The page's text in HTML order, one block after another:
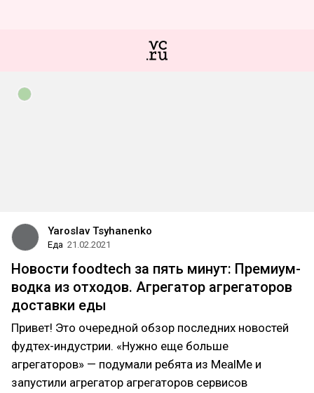
Yaroslav Tsyhanenko
Еда 21.02.2021
Новости foodtech за пять минут: Премиум-
водка из отходов. Агрегатор агрегаторов
доставки еды
Привет! Это очередной обзор последних новостей
фудтех-индустрии. «Нужно еще больше
агрегаторов» — подумали ребята из MealMe и
запустили агрегатор агрегаторов сервисов